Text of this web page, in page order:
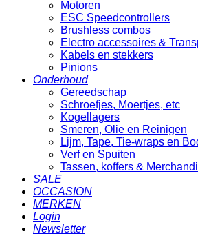
Motoren
ESC Speedcontrollers
Brushless combos
Electro accessoires &
Kabels en stekkers
Pinions
Onderhoud
Gereedschap
Schroefjes, Moertjes, etc
Kogellagers
Smeren, Olie en Reinigen
Lijm, Tape, Tie-wraps en
Verf en Spuiten
Tassen, koffers &
SALE
OCCASION
MERKEN
Login
Newsletter